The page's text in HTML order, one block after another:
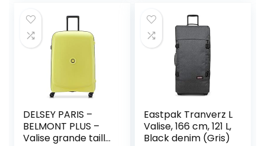
DELSEY PARIS –
BELMONT PLUS –
Valise grande taille
Eastpak Tranverz L
Valise, 166 cm, 121 L,
Black denim (Gris)